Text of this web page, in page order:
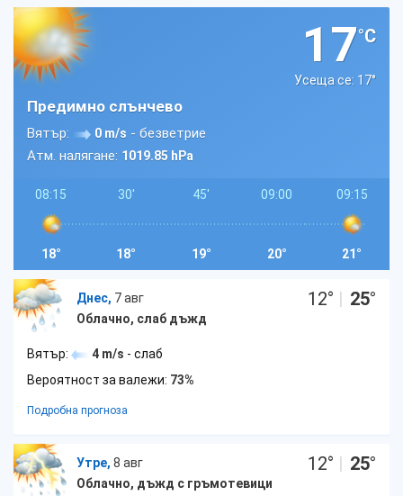
17°C
Усеща се: 17°
Предимно слънчево
Вятър: 0 m/s - безветрие
Атм. налягане: 1019.85 hPa
08:15
18°
30'
18°
45'
19°
09:00
20°
09:15
21°
Днес, 7 авг
Облачно, слаб дъжд
12° | 25°
Вятър: 4 m/s - слаб
Вероятност за валежи: 73%
Подробна прогноза
Утре, 8 авг
Облачно, дъжд с гръмотевици
12° | 25°